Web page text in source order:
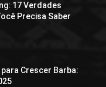
17 Verdades
Precisa Saber
Crescer Barba: